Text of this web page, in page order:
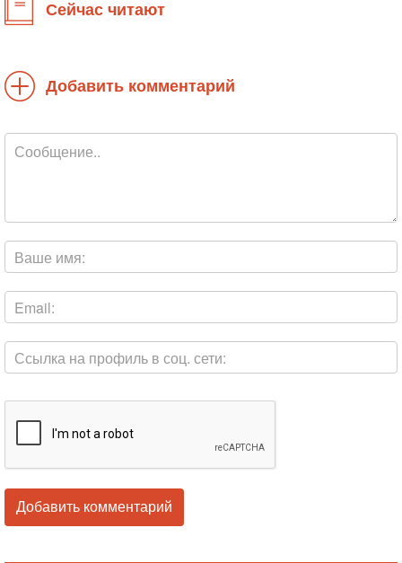
Сейчас читают
Добавить комментарий